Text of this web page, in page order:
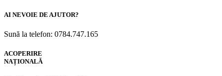
AI NEVOIE DE AJUTOR?
Sună la telefon: 0784.747.165
ACOPERIRE
NAȚIONALĂ